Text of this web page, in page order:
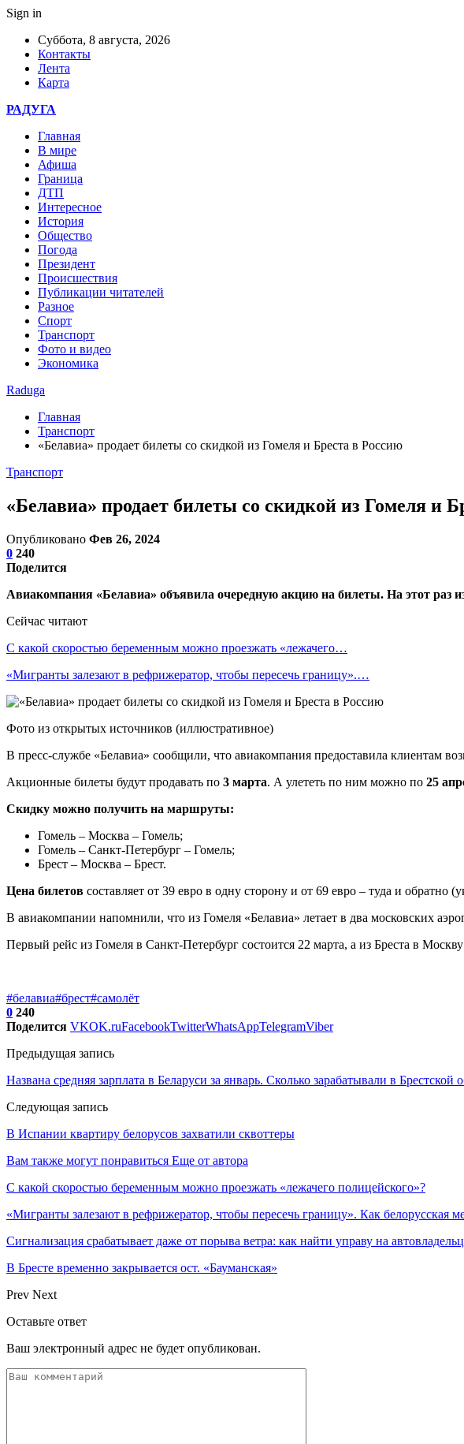
Sign in
Суббота, 8 августа, 2026
Контакты
Лента
Карта
РАДУГА
Главная
В мире
Афиша
Граница
ДТП
Интересное
История
Общество
Погода
Президент
Происшествия
Публикации читателей
Разное
Спорт
Транспорт
Фото и видео
Экономика
Raduga
Главная
Транспорт
«Белавиа» продает билеты со скидкой из Гомеля и Бреста в Россию
Транспорт
«Белавиа» продает билеты со скидкой из Гомеля и
Опубликовано Фев 26, 2024
0 240
Поделится
Авиакомпания «Белавиа» объявила очередную акцию на билеты. На этот раз
Сейчас читают
С какой скоростью беременным можно проезжать «лежачего…
«Мигранты залезают в рефрижератор, чтобы пересечь границу».…
Фото из открытых источников (иллюстративное)
В пресс-службе «Белавиа» сообщили, что авиакомпания предоставила клиентам
Акционные билеты будут продавать по 3 марта. А улететь по ним можно по 25
Скидку можно получить на маршруты:
Гомель – Москва – Гомель;
Гомель – Санкт-Петербург – Гомель;
Брест – Москва – Брест.
Цена билетов составляет от 39 евро в одну сторону и от 69 евро – туда и
В авиакомпании напомнили, что из Гомеля «Белавиа» летает в два московских
Первый рейс из Гомеля в Санкт-Петербург состоится 22 марта, а из Бреста в
#белавиа#брест#самолёт
0 240
Поделится VKOK.ruFacebookTwitterWhatsAppTelegramViber
Предыдущая запись
Названа средняя зарплата в Беларуси за январь. Сколько зарабатывали в Брестской
Следующая запись
В Испании квартиру белорусов захватили сквоттеры
Вам также могут понравиться Еще от автора
С какой скоростью беременным можно проезжать «лежачего полицейского»?
«Мигранты залезают в рефрижератор, чтобы пересечь границу». Как белорусская
Сигнализация срабатывает даже от порыва ветра: как найти управу на
В Бресте временно закрывается ост. «Бауманская»
Prev Next
Оставьте ответ
Ваш электронный адрес не будет опубликован.